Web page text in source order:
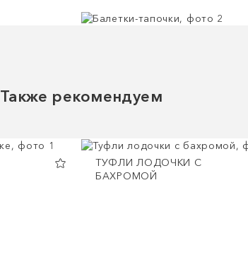
Также рекомендуем
ТУФЛИ ЛОДОЧКИ С
БАХРОМОЙ